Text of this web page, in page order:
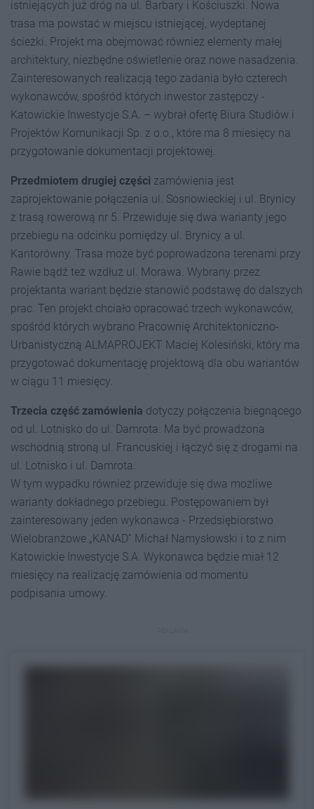
istniejących już dróg na ul. Barbary i Kościuszki. Nowa
trasa ma powstać w miejscu istniejącej, wydeptanej
ścieżki. Projekt ma obejmować również elementy małej
architektury, niezbędne oświetlenie oraz nowe nasadzenia.
Zainteresowanych realizacją tego zadania było czterech
wykonawców, spośród których inwestor zastępczy -
Katowickie Inwestycje S.A. – wybrał ofertę Biura Studiów i
Projektów Komunikacji Sp. z o.o., które ma 8 miesięcy na
przygotowanie dokumentacji projektowej.
Przedmiotem drugiej części zamówienia jest
zaprojektowanie połączenia ul. Sosnowieckiej i ul. Brynicy
z trasą rowerową nr 5. Przewiduje się dwa warianty jego
przebiegu na odcinku pomiędzy ul. Brynicy a ul.
Kantorówny. Trasa może być poprowadzona terenami przy
Rawie bądź też wzdłuż ul. Morawa. Wybrany przez
projektanta wariant będzie stanowić podstawę do dalszych
prac. Ten projekt chciało opracować trzech wykonawców,
spośród których wybrano Pracownię Architektoniczno-
Urbanistyczną ALMAPROJEKT Maciej Kolesiński, który ma
przygotować dokumentację projektową dla obu wariantów
w ciągu 11 miesięcy.
Trzecia część zamówienia dotyczy połączenia biegnącego
od ul. Lotnisko do ul. Damrota. Ma być prowadzona
wschodnią stroną ul. Francuskiej i łączyć się z drogami na
ul. Lotnisko i ul. Damrota.
W tym wypadku również przewiduje się dwa możliwe
warianty dokładnego przebiegu. Postępowaniem był
zainteresowany jeden wykonawca - Przedsiębiorstwo
Wielobranżowe „KANAD” Michał Namysłowski i to z nim
Katowickie Inwestycje S.A. Wykonawca będzie miał 12
miesięcy na realizację zamówienia od momentu
podpisania umowy.